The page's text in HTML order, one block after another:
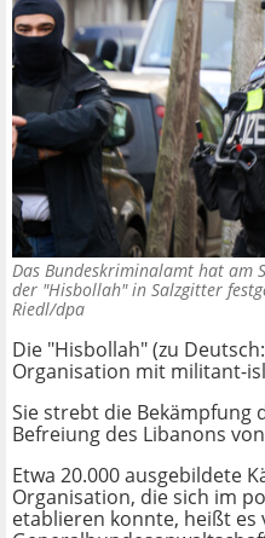
Das Bundeskriminalamt hat am
der "Hisbollah" in Salzgitter
Riedl/dpa
Die "Hisbollah" (zu
Organisation mit militant-
Sie strebt die Bekämpfung
Befreiung des Libanons
Etwa 20.000 ausgebildete
Organisation, die sich im
etablieren konnte, heißt es